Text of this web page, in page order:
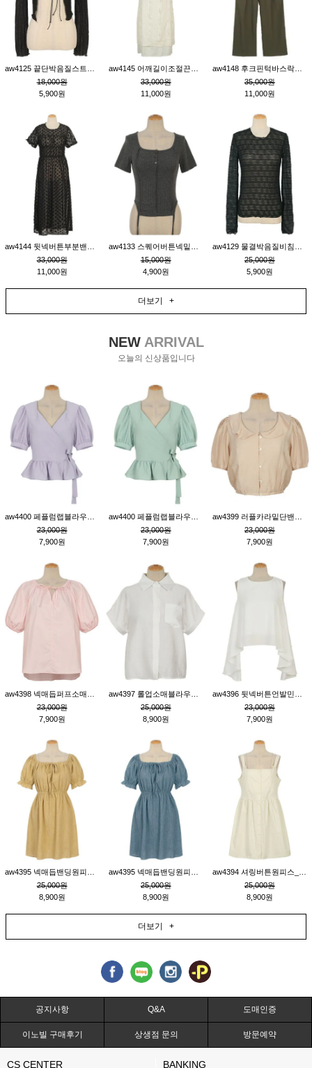
18,000원
5,900원
33,000원
11,000원
35,000원
11,000원
33,000원
11,000원
15,000원
4,900원
25,000원
5,900원
더보기 +
NEWARRIVAL
오늘의 신상품입니다
23,000원
7,900원
23,000원
7,900원
23,000원
7,900원
23,000원
7,900원
25,000원
8,900원
23,000원
7,900원
25,000원
8,900원
25,000원
8,900원
25,000원
8,900원
더보기 +
공지사항 Q&A 도매인증
이노빌 구매후기 상생점 문의 방문예약
CS CENTER BANKING